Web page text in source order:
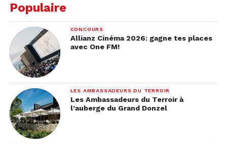
Populaire
CONCOURS
Allianz Cinéma 2026: gagne tes places
avec One FM!
LES AMBASSADEURS DU TERROIR
Les Ambassadeurs du Terroir à
l’auberge du Grand Donzel